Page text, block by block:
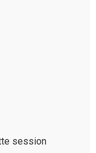
session